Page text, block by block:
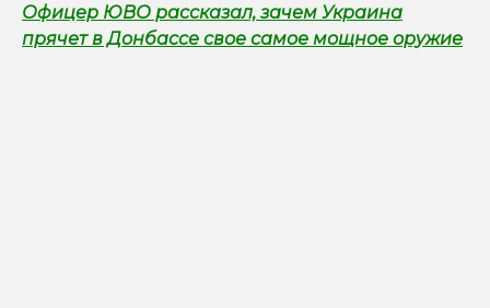
Офицер ЮВО рассказал, зачем Украина
прячет в Донбассе свое самое мощное оружие